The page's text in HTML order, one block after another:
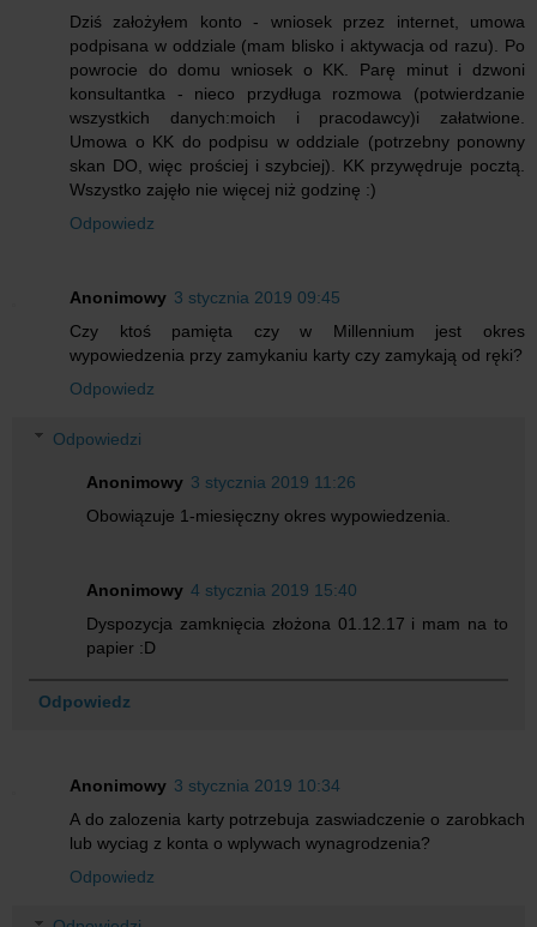
Dziś założyłem konto - wniosek przez internet, umowa
podpisana w oddziale (mam blisko i aktywacja od razu). Po
powrocie do domu wniosek o KK. Parę minut i dzwoni
konsultantka - nieco przydługa rozmowa (potwierdzanie
wszystkich danych:moich i pracodawcy)i załatwione.
Umowa o KK do podpisu w oddziale (potrzebny ponowny
skan DO, więc prościej i szybciej). KK przywędruje pocztą.
Wszystko zajęło nie więcej niż godzinę :)
Odpowiedz
Anonimowy 3 stycznia 2019 09:45
Czy ktoś pamięta czy w Millennium jest okres
wypowiedzenia przy zamykaniu karty czy zamykają od ręki?
Odpowiedz
Odpowiedzi
Anonimowy 3 stycznia 2019 11:26
Obowiązuje 1-miesięczny okres wypowiedzenia.
Anonimowy 4 stycznia 2019 15:40
Dyspozycja zamknięcia złożona 01.12.17 i mam na to
papier :D
Odpowiedz
Anonimowy 3 stycznia 2019 10:34
A do zalozenia karty potrzebuja zaswiadczenie o zarobkach
lub wyciag z konta o wplywach wynagrodzenia?
Odpowiedz